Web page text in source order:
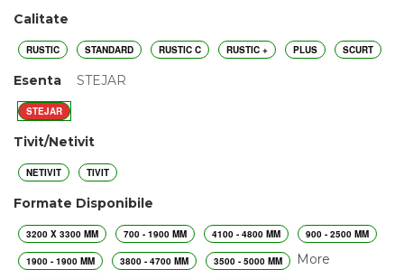
Calitate
RUSTIC STANDARD RUSTIC C RUSTIC + PLUS SCURT
Esenta STEJAR
STEJAR
Tivit/Netivit
NETIVIT TIVIT
Formate Disponibile
3200 X 3300 MM 700 - 1900 MM 4100 - 4800 MM 900 - 2500 MM
1900 - 1900 MM 3800 - 4700 MM 3500 - 5000 MM More